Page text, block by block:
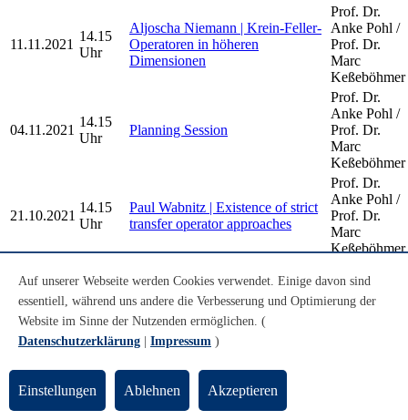
11.11.2021
14.15
Uhr
Aljoscha Niemann | Krein-Feller-
Operatoren in höheren
Dimensionen
Prof. Dr.
Anke Pohl /
Prof. Dr.
Marc
Keßeböhmer
04.11.2021
14.15
Uhr
Planning Session
Prof. Dr.
Anke Pohl /
Prof. Dr.
Marc
Keßeböhmer
21.10.2021
14.15
Uhr
Paul Wabnitz | Existence of strict
transfer operator approaches
Prof. Dr.
Anke Pohl /
Prof. Dr.
Marc
Keßeböhmer
08.10.2021
10.00
Uhr
Jana Göken | Vorstellung der
Bachelorarbeit: Apollonische
Kreispackungen in euklidischer
und nicht-euklidischer Geometrie
Anke Pohl /
Prof. Dr.
Older Dynamical Systems and Geometry
Seminar Talks
Auf unserer Webseite werden Cookies verwendet. Einige davon sind
essentiell, während uns andere die Verbesserung und Optimierung der
Website im Sinne der Nutzenden ermöglichen. (
Datenschutzerklärung
Impressum )
Einstellungen Ablehnen Akzeptieren